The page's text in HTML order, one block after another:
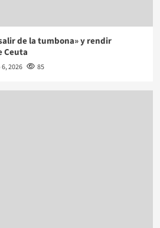
de la tumbona» y rendir
Ceuta
2026 85